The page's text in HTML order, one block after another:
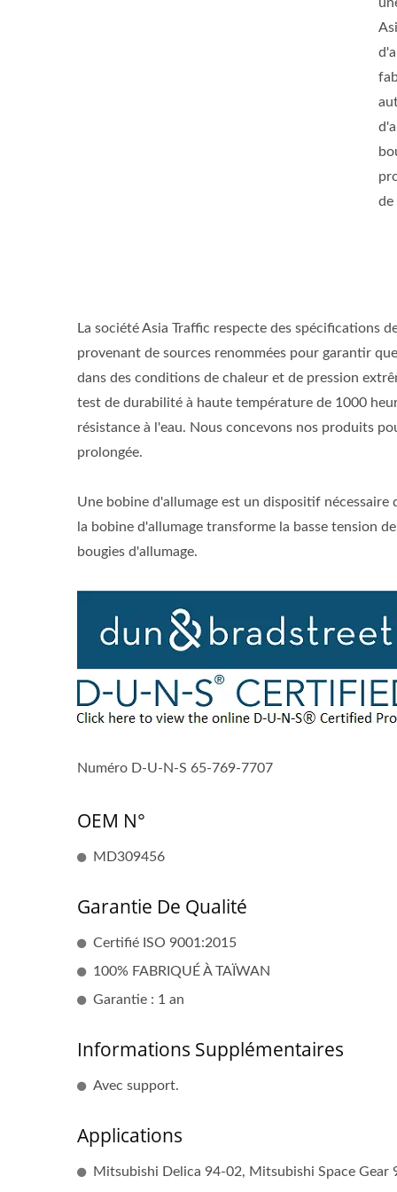
de
La société Asia Traffic respecte des spécifications
provenant de sources renommées pour garantir
dans des conditions de chaleur et de pression
test de durabilité à haute température de 1000
résistance à l'eau. Nous concevons nos produits
prolongée.
Une bobine d'allumage est un dispositif
la bobine d'allumage transforme la basse tension
bougies d'allumage.
Numéro D-U-N-S 65-769-7707
OEM N°
MD309456
Garantie De Qualité
Certifié ISO 9001:2015
100% FABRIQUÉ À TAÏWAN
Garantie : 1 an
Informations Supplémentaires
Avec support.
Applications
Mitsubishi Delica 94-02, Mitsubishi Space Gear